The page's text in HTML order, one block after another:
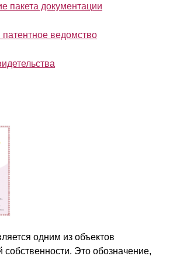
пакета документации
ведомство
одним из объектов
собственности. Это обозначение,